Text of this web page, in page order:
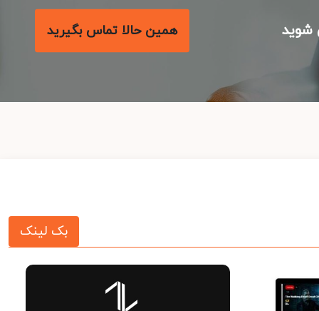
همین حالا تماس بگیرید
بک لینک